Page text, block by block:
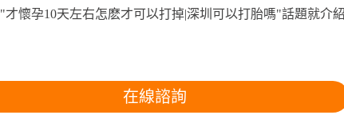
"才懷孕10天左右怎麽才可以打掉|深圳可以打胎嗎"話題就介
在線諮詢